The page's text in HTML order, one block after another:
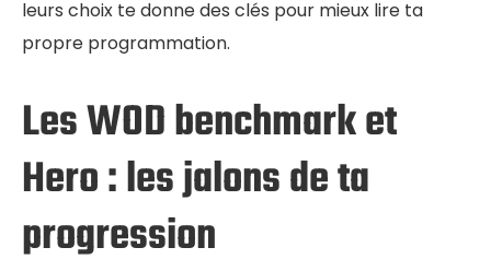
leurs choix te donne des clés pour mieux lire ta
propre programmation.
Les WOD benchmark et
Hero : les jalons de ta
progression